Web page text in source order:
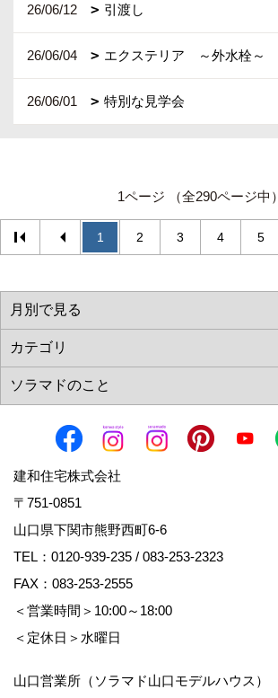
26/06/12 引渡し
26/06/04 エクステリア ～外水栓～
26/06/01 特別な見学会
1ページ （全290ページ中）
1 2 3 4 5
建和住宅株式会社
〒751-0851
山口県下関市熊野西町6-6
TEL： 0120-939-235 / 083-253-2323
FAX：083-253-2555
＜営業時間＞10:00～18:00
＜定休日＞水曜日
山口営業所（ソラマド山口モデルハウス）